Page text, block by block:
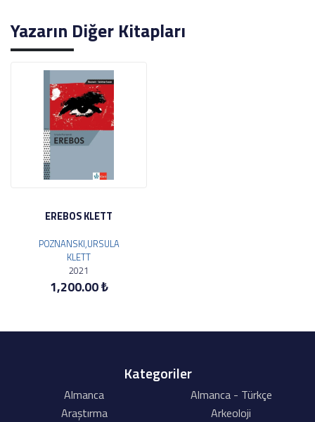
Yazarın Diğer Kitapları
EREBOS KLETT
POZNANSKI,URSULA
KLETT
2021
1,200.00 ₺
Kategoriler
Almanca
Almanca - Türkçe
Araştırma
Arkeoloji